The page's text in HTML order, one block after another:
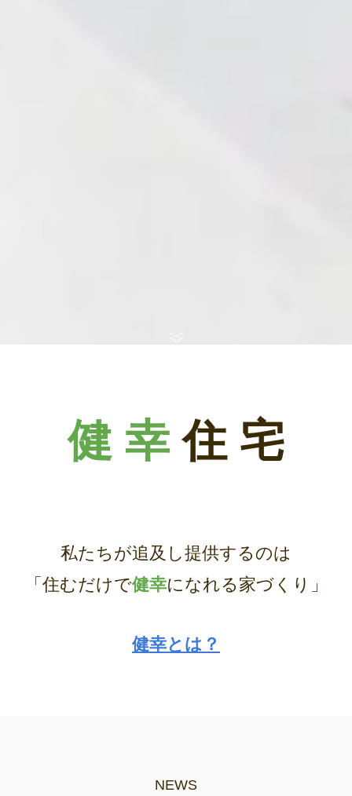
健 幸住 宅
私たちが追及し提供するのは
「住むだけで健幸になれる家づくり」
健幸とは？
NEWS